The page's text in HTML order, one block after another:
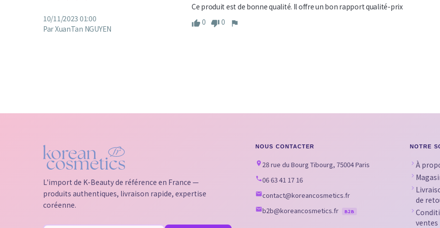
10/11/2023 01:00
Par XuanTan NGUYEN
Ce produit est de bonne qualité. Il offre un bon rapport qualité-prix
0
0
L'import de K-Beauty de référence en France —
produits authentiques, livraison rapide, expertise
coréenne.
NOUS CONTACTER
28 rue du Bourg Tibourg, 75004 Paris
06 63 41 17 16
contact@koreancosmetics.fr
b2b@koreancosmetics.fr
B2B
NOTRE
À
de
ventes